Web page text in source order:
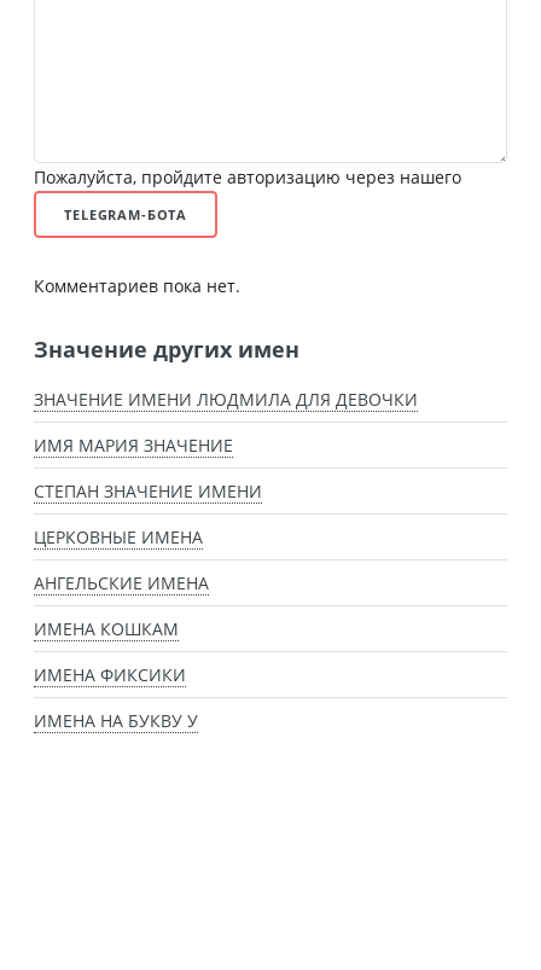
Пожалуйста, пройдите авторизацию через нашего
TELEGRAM-БОТА
Комментариев пока нет.
Значение других имен
ЗНАЧЕНИЕ ИМЕНИ ЛЮДМИЛА ДЛЯ ДЕВОЧКИ
ИМЯ МАРИЯ ЗНАЧЕНИЕ
СТЕПАН ЗНАЧЕНИЕ ИМЕНИ
ЦЕРКОВНЫЕ ИМЕНА
АНГЕЛЬСКИЕ ИМЕНА
ИМЕНА КОШКАМ
ИМЕНА ФИКСИКИ
ИМЕНА НА БУКВУ У